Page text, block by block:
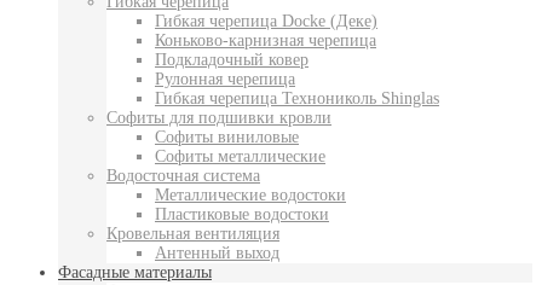
Гибкая черепица Docke (Деке)
Коньково-карнизная черепица
Подкладочный ковер
Рулонная черепица
Гибкая черепица Технониколь Shinglas
Софиты для подшивки кровли
Софиты виниловые
Софиты металлические
Водосточная система
Металлические водостоки
Пластиковые водостоки
Кровельная вентиляция
Антенный выход
Фасадные материалы